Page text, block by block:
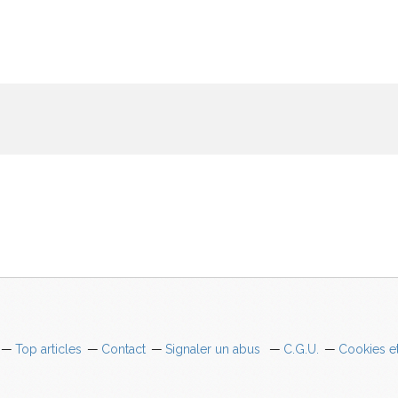
Top articles Contact Signaler un abus C.G.U. Cookies